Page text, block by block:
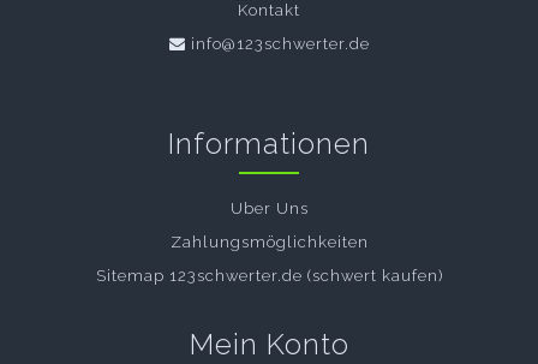
Kontakt
info@123schwerter.de
Informationen
Uber Uns
Zahlungsmöglichkeiten
Sitemap 123schwerter.de (schwert kaufen)
Mein Konto